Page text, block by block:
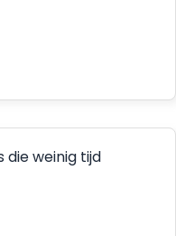
weinig tijd